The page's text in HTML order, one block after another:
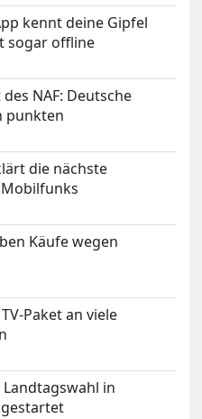
kennt deine Gipfel
sogar offline
NAF: Deutsche
punkten
die nächste
Käufe wegen
Paket an viele
in